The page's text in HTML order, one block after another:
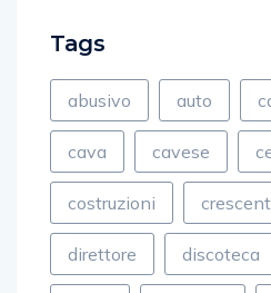
Tags
abusivo auto
cava cavese
costruzioni crescent
direttore discoteca